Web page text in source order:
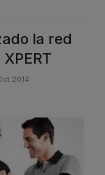
la red
2014